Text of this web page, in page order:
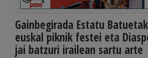
Gainbegirada Estatu
euskal piknik festei eta
jai batzuri irailean sartu arte